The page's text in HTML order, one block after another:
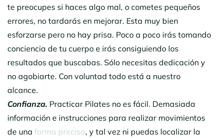
te preocupes si haces algo mal, o cometes pequeños
errores, no tardarás en mejorar. Esta muy bien
esforzarse pero no hay prisa. Poco a poco irás tomando
conciencia de tu cuerpo e irás consiguiendo los
resultados que buscabas. Sólo necesitas dedicación y
no agobiarte. Con voluntad todo está a nuestro
alcance.
Confianza. Practicar Pilates no es fácil. Demasiada
información e instrucciones para realizar movimientos
de una forma precisa, y tal vez ni puedas localizar la